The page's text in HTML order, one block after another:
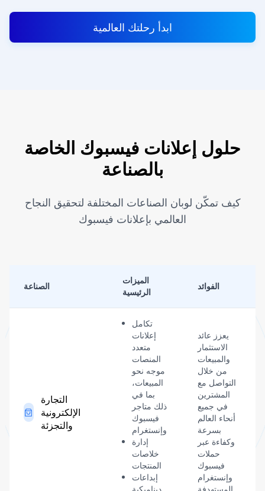
ابدأ رحلتك العالمية
حلول إعلانات فيسبوك الخاصة
بالصناعة
كيف تمكّن لوبان الصناعات المختلفة لتحقيق النجاح
العالمي بإعلانات فيسبوك
الصناعة
الميزات
الرئيسية
الفوائد
التجارة
الإلكترونية
والتجزئة
تكامل
إعلانات
متعدد
المنصات
موجه نحو
المبيعات،
بما في
ذلك متاجر
فيسبوك
وإنستغرام
إدارة
خلاصات
المنتجات
إبداعات
يعزز عائد
الاستثمار
والمبيعات
من خلال
التواصل مع
المشترين
في جميع
أنحاء العالم
بسرعة
وكفاءة عبر
حملات
فيسبوك
وإنستغرام